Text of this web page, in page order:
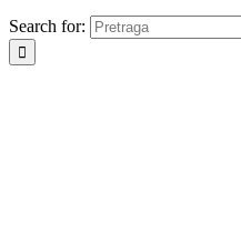
Search for: